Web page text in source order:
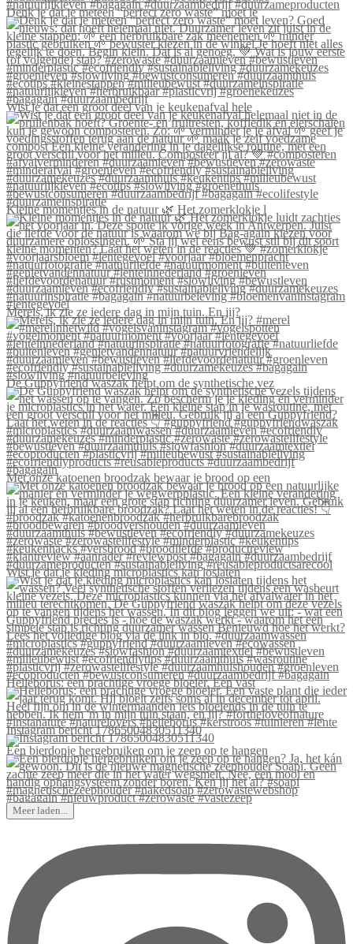
Denk je dat je meteen “perfect zero waste” moet le
Wist je dat een groot deel van je keukenafval hele
Kleine momentjes in de natuur 🌿 Het zomerklokje l
Merels, ik zie ze iedere dag in mijn tuin. En jij?
De Guppyfriend waszak helpt om de synthetische vez
Met onze katoenen broodzak bewaar je brood op een
Wist je dat je kleding microplastics kan loslaten
Helleborus: een prachtige vroege bloeier. Een vast
Instagram bericht 17865004830511340
Een bierdopje hergebruiken om je zeep op te hangen
Meer laden...